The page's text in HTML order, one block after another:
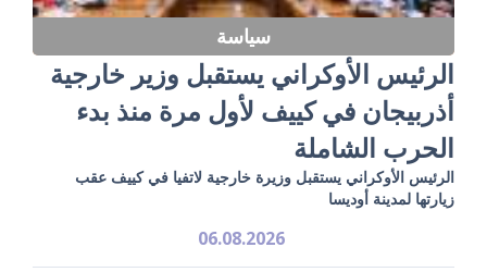
سياسة
الرئيس الأوكراني يستقبل وزير خارجية
أذربيجان في كييف لأول مرة منذ بدء
الحرب الشاملة
الرئيس الأوكراني يستقبل وزيرة خارجية لاتفيا في كييف عقب
زيارتها لمدينة أوديسا
06.08.2026